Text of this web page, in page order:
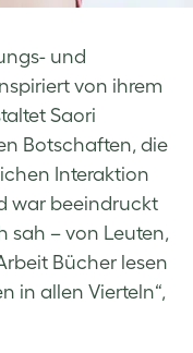
und
von ihrem
Saori
Botschaften, die
Interaktion
war beeindruckt
sah – von Leuten,
Bücher lesen
in allen Vierteln“,